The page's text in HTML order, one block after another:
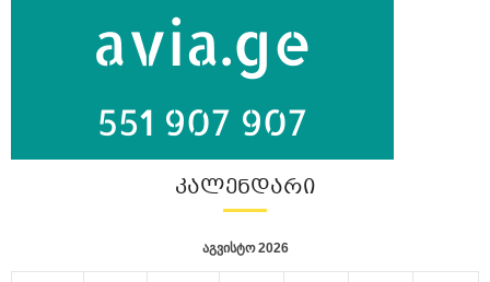
ᲙᲐᲚᲔᲜᲓᲐᲠᲘ
აგვისტო 2026